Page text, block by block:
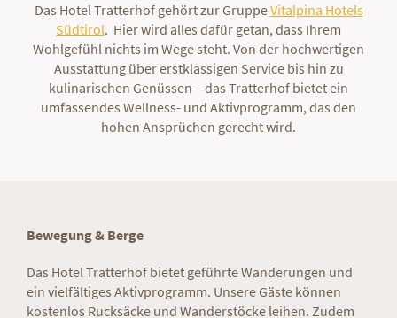
Das Hotel Tratterhof gehört zur GruppeVitalpina Hotels
Südtirol. Hier wird alles dafür getan, dass Ihrem
Wohlgefühl nichts im Wege steht. Von der hochwertigen
Ausstattung über erstklassigen Service bis hin zu
kulinarischen Genüssen – das Tratterhof bietet ein
umfassendes Wellness- und Aktivprogramm, das den
hohen Ansprüchen gerecht wird.
Bewegung & Berge
Das Hotel Tratterhof bietet geführte Wanderungen und
ein vielfältiges Aktivprogramm. Unsere Gäste können
kostenlos Rucksäcke und Wanderstöcke leihen. Zudem